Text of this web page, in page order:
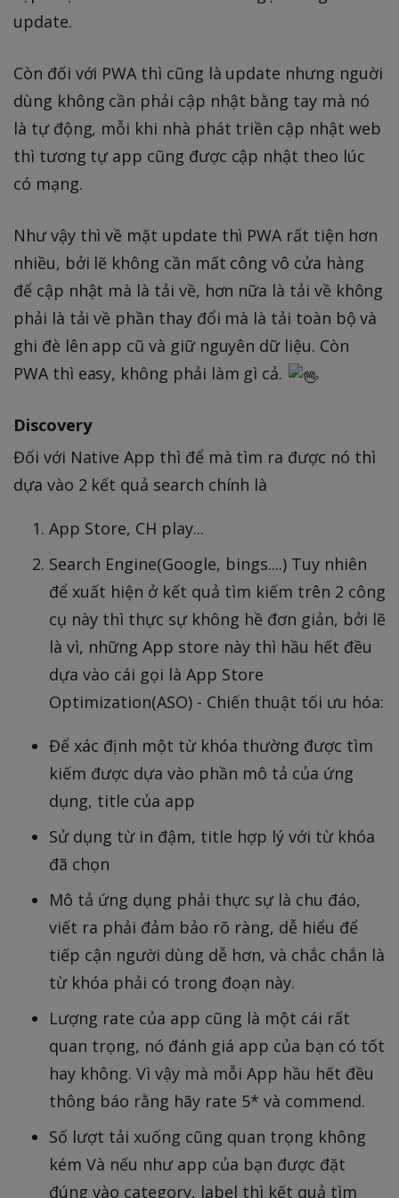
update.
Còn đối với PWA thì cũng là update nhưng nguời
dùng không cần phải cập nhật bằng tay mà nó
là tự động, mỗi khi nhà phát triền cập nhật web
thì tương tự app cũng được cập nhật theo lúc
có mạng.
Như vậy thì về mặt update thì PWA rất tiện hơn
nhiều, bởi lẽ không cần mất công vô cửa hàng
để cập nhật mà là tải về, hơn nữa là tải về không
phải là tải về phần thay đổi mà là tải toàn bộ và
ghi đè lên app cũ và giữ nguyên dữ liệu. Còn
PWA thì easy, không phải làm gì cả.
Discovery
Đối với Native App thì để mà tìm ra được nó thì
dựa vào 2 kết quả search chính là
App Store, CH play...
Search Engine(Google, bings....) Tuy nhiên
để xuất hiện ở kết quả tìm kiếm trên 2 công
cụ này thì thực sự không hề đơn giản, bởi lẽ
là vì, những App store này thì hầu hết đều
dựa vào cái gọi là App Store
Optimization(ASO) - Chiến thuật tối ưu hóa:
Để xác định một từ khóa thường được tìm
kiếm được dựa vào phần mô tả của ứng
dụng, title của app
Sử dụng từ in đậm, title hợp lý với từ khóa
đã chọn
Mô tả ứng dụng phải thực sự là chu đáo,
viết ra phải đảm bảo rõ ràng, dễ hiểu để
tiếp cận người dùng dễ hơn, và chắc chắn là
từ khóa phải có trong đoạn này.
Lượng rate của app cũng là một cái rất
quan trọng, nó đánh giá app của bạn có tốt
hay không. Vì vậy mà mỗi App hầu hết đều
thông báo rằng hãy rate 5* và commend.
Số lượt tải xuống cũng quan trọng không
kém Và nếu như app của bạn được đặt
đúng vào category, label thì kết quả tìm